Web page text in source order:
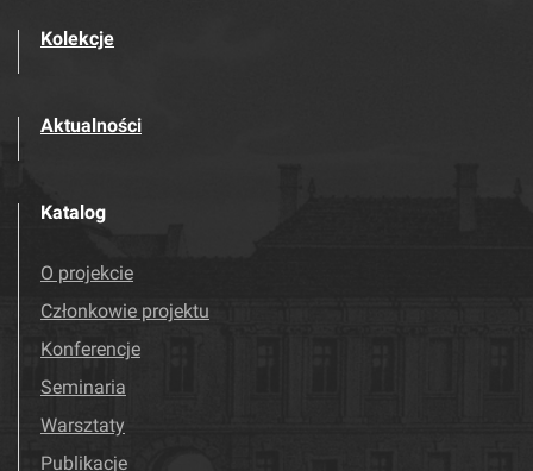
Kolekcje
Aktualności
Katalog
O projekcie
Członkowie projektu
Konferencje
Seminaria
Warsztaty
Publikacje